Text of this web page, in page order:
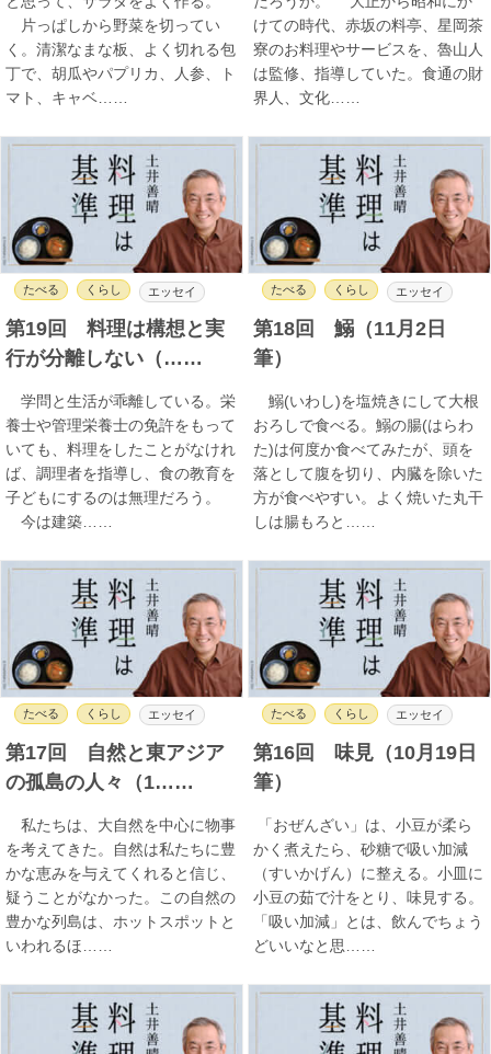
片っぱしから野菜を切ってい
く。清潔なまな板、よく切れる包
丁で、胡瓜やパプリカ、人参、ト
マト、キャベ……
けての時代、赤坂の料亭、星岡茶
寮のお料理やサービスを、魯山人
は監修、指導していた。食通の財
界人、文化……
たべる くらし エッセイ
第19回 料理は構想と実
行が分離しない（……
学問と生活が乖離している。栄
養士や管理栄養士の免許をもって
いても、料理をしたことがなけれ
ば、調理者を指導し、食の教育を
子どもにするのは無理だろう。
今は建築……
たべる くらし エッセイ
第18回 鰯（11月2日
筆）
鰯(いわし)を塩焼きにして大根
おろしで食べる。鰯の腸(はらわ
た)は何度か食べてみたが、頭を
落として腹を切り、内臓を除いた
方が食べやすい。よく焼いた丸干
しは腸もろと……
たべる くらし エッセイ
第17回 自然と東アジア
の孤島の人々（1……
私たちは、大自然を中心に物事
を考えてきた。自然は私たちに豊
かな恵みを与えてくれると信じ、
疑うことがなかった。この自然の
豊かな列島は、ホットスポットと
いわれるほ……
たべる くらし エッセイ
第16回 味見（10月19日
筆）
「おぜんざい」は、小豆が柔ら
かく煮えたら、砂糖で吸い加減
（すいかげん）に整える。小皿に
小豆の茹で汁をとり、味見する。
「吸い加減」とは、飲んでちょう
どいいなと思……